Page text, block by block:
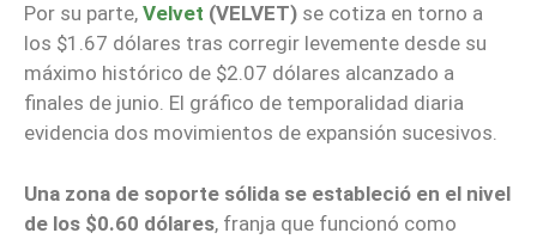
Por su parte, Velvet (VELVET) se cotiza en torno a
los $1.67 dólares tras corregir levemente desde su
máximo histórico de $2.07 dólares alcanzado a
finales de junio. El gráfico de temporalidad diaria
evidencia dos movimientos de expansión sucesivos.
Una zona de soporte sólida se estableció en el nivel
de los $0.60 dólares, franja que funcionó como